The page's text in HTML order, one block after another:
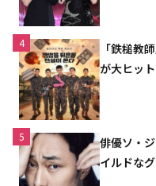
4
「鉄槌教
が大ヒッ
5
俳優ソ・
イルドな